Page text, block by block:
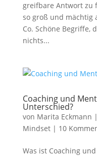
greifbare Antwort zu
so groß und mächtig
Co. Schöne Begriffe,
nichts...
Coaching und
Unterschied?
von Marita Eckmann |
Mindset| 10
Was ist Coaching